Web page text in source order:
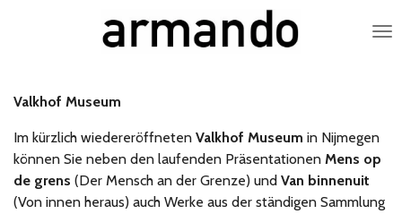
Valkhof Museum
Im kürzlich wiedereröffneten Valkhof Museum in Nijmegen
können Sie neben den laufenden Präsentationen Mens op
de grens (Der Mensch an der Grenze) und Van binnenuit
(Von innen heraus) auch Werke aus der ständigen Sammlung